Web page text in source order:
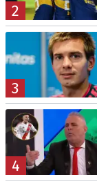
2
3
4